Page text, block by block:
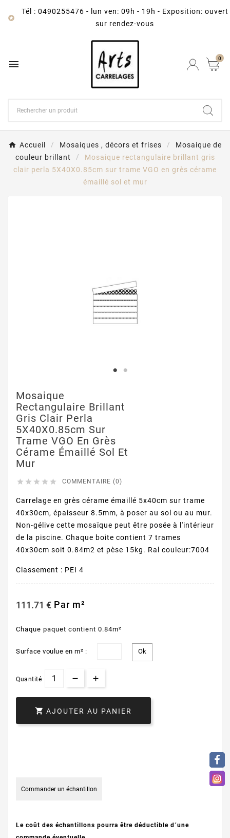

Tél : 0490255476 -
lun ven: 09h - 19h - Exposition: ouvert
sur rendez-vous
 0
Accueil Mosaiques , décors et frises
Mosaique de
couleur brillant
Mosaique rectangulaire brillant gris
clair perla 5X40X0.85cm sur trame VGO en grès cérame
émaillé sol et mur
Mosaique
Rectangulaire Brillant
Gris Clair Perla
5X40X0.85cm Sur
Trame VGO En Grès
Cérame Émaillé Sol Et
Mur
     COMMENTAIRE (0)
Carrelage en grès cérame émaillé 5x40cm sur trame
40x30cm, épaisseur 8.5mm, à poser au sol ou au mur.
Non-gélive cette mosaïque peut être posée à l'intérieur
de la piscine. Chaque boite contient 7 trames
40x30cm soit 0.84m2 et pèse 15kg. Ral couleur:7004
Classement : PEI 4
111.71 € Par m²
Chaque paquet contient 0.84m²
Surface voulue en m² :
Quantité
 AJOUTER AU PANIER
Commander un échantillon
Le coût des échantillons pourra être déductible d´une